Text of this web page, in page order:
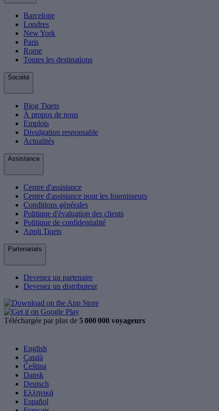
Barcelone
Londres
New York
Paris
Rome
Toutes les destinations
Société
Blog Tiqets
À propos de nous
Emplois
Divulgation responsable
Actualités
Assistance
Centre d'assistance
Centre d'assistance pour les fournisseurs
Conditions générales
Politique d'évaluation des clients
Politique de confidentialité
Appli Tiqets
Partenariats
Devenez un partenaire
Devenez un distributeur
Téléchargée par plus de 5 000 000 voyageurs
English
Català
Čeština
Dansk
Deutsch
Ελληνικά
Español